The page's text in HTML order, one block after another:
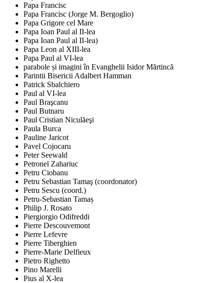
Papa Francisc
Papa Francisc (Jorge M. Bergoglio)
Papa Grigore cel Mare
Papa Ioan Paul al II-lea
Papa Ioan Paul al II-lea)
Papa Leon al XIII-lea
Papa Paul al VI-lea
parabole și imagini în Evanghelii Isidor Mărtincă
Parintii Bisericii Adalbert Hamman
Patrick Sbalchiero
Paul al VI-lea
Paul Braşcanu
Paul Butnaru
Paul Cristian Niculăeşi
Paula Burca
Pauline Jaricot
Pavel Cojocaru
Peter Seewald
Petronel Zahariuc
Petru Ciobanu
Petru Sebastian Tamaş (coordonator)
Petru Sescu (coord.)
Petru-Sebastian Tamaș
Philip J. Rosato
Piergiorgio Odifreddi
Pierre Descouvemont
Pierre Lefevre
Pierre Tiberghien
Pierre-Marie Delfieux
Pietro Righetto
Pino Marelli
Pius al X-lea